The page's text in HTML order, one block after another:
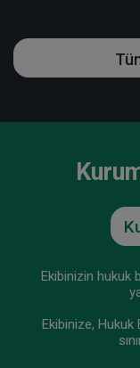
Ekibinizin hukuk
Ekibinize, Hukuk